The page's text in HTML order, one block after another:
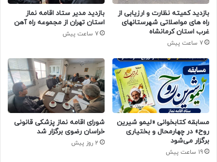
بازدید کمیته نظارت و ارزیابی از
راه های مواصلاتی شهرستانهای
غرب استان کرمانشاه
7 ساعت پیش
بازدید مدیر ستاد اقامه نماز
استان تهران از مجموعه راه آهن
7 ساعت پیش
مسابقه کتابخوانی «لیمو شیرین
روح» در چهارمحال و بختیاری
برگزار می‌شود
19 ساعت پیش
شورای اقامه نماز پزشکی قانونی
خراسان رضوی برگزار شد
2 روز پیش